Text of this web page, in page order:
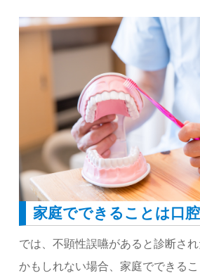
家庭でできることは口
では、不顕性誤嚥があると診断さ
かもしれない場合、家庭でできる